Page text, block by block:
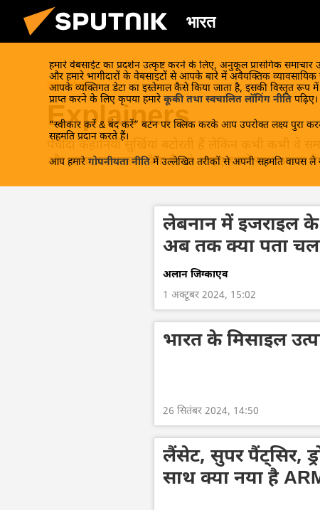
भारत
हमारे वेबसाईट का प्रदर्शन उत्कृष्ट करने के लिए, अनुकूल प्रासंगिक
और हमारे भागीदारों के वेबसाइटों से आपके बारे में अवैयक्तिक व्यावसायिक
आपके व्यक्तिगत डेटा का इस्तेमाल कैसे किया जाता है, इसकी विस्तृत रूप में
प्राप्त करने के लिए कृपया हमारे कूकी तथा स्वचालित लॉगिंग नीति पढ़िए।
“स्वीकार करें & बंद करें” बटन पर क्लिक करके आप उपरोक्त लक्ष्य पुरा
सहमति प्रदान करते हैं।
आप हमारे गोपनीयता नीति में उल्लेखित तरीकों से अपनी सहमति वापस ले
99+ लेख
Explainers
पेचीदा कहानियाँ सुर्खियां बटोरती हैं लेकिन कभी कभी
और समय का मतलब पैसा है, तो आइए हमारे साथ अपना
लेबनान में इजराइल
अब तक क्या पता
अलान जिग्काएव
1 अक्टूबर 2024, 15:02
भारत के मिसाइल
26 सितंबर 2024, 14:50
लैंसेट, सुपर पैंट्सिर,
साथ क्या नया है